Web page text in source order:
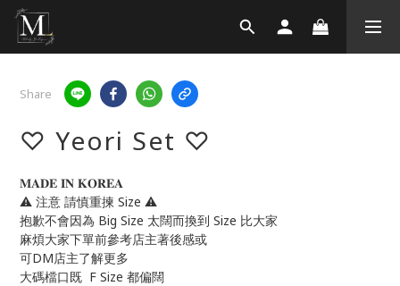
Share
♡ Yeori Set ♡
𝐌𝐀𝐃𝐄 𝐈𝐍 𝐊𝐎𝐑𝐄𝐀
⚠️ 注意 請慎重揀 Size ⚠️
抱歉不會因為 Big Size 太闊而換到 Size 比大家
麻煩大家下單前參考店主著後感或
可DM店主了解更多
大碼檔口既  F Size 都偏闊